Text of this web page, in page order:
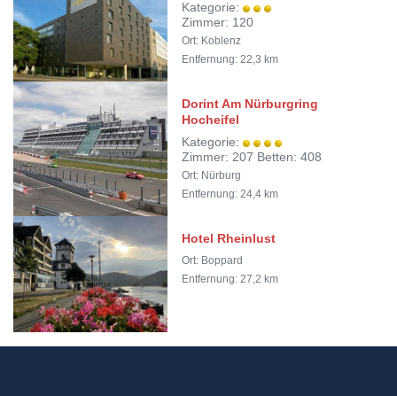
Kategorie:
Zimmer: 120
Ort: Koblenz
Entfernung: 22,3 km
Dorint Am Nürburgring
Hocheifel
Kategorie:
Zimmer: 207 Betten: 408
Ort: Nürburg
Entfernung: 24,4 km
Hotel Rheinlust
Ort: Boppard
Entfernung: 27,2 km